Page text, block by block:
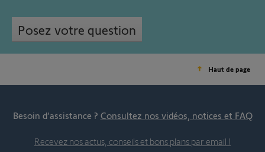
Posez votre question
Haut de page
Besoin d’assistance ? Consultez nos vidéos, notices et FAQ
Recevez nos actus, conseils et bons plans par email !